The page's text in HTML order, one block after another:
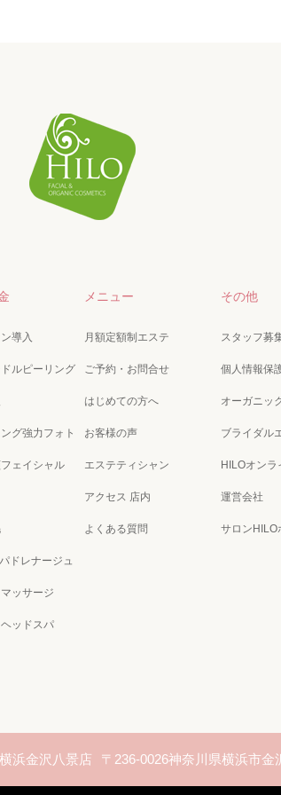
導入
ルピーリング
グ強力フォト
ェイシャル
ドレナージュ
ッサージ
ッドスパ
メニュー
月額定額制エステ
ご予約・お問合せ
はじめての方へ
お客様の声
エステティシャン
アクセス 店内
よくある質問
その他
スタッフ募
個人情報保
オーガニッ
ブライダル
HILOオン
運営会社
サロンHILO
浜金沢八景店 〒236-0026神奈川県横浜市金